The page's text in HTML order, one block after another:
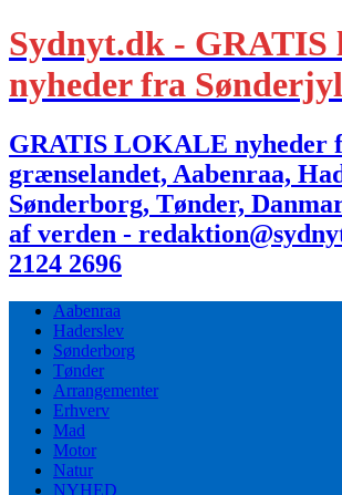
Sydnyt.dk - GRATIS
nyheder fra
GRATIS LOKALE nyheder
grænselandet, Aabenraa,
Sønderborg, Tønder,
af verden -
2124 2696
Aabenraa
Haderslev
Sønderborg
Tønder
Arrangementer
Erhverv
Mad
Motor
Natur
NYHED